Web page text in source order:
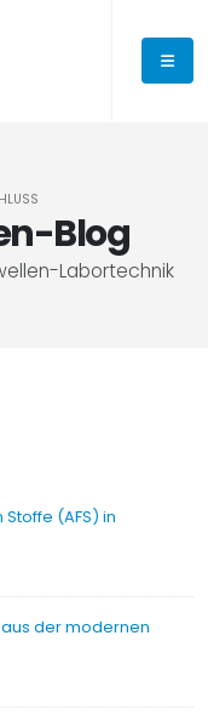
Blog
Labortechnik
(AFS) in
der modernen